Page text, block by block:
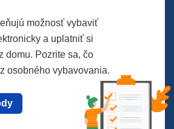
možnosť vybaviť
a uplatniť si
domu. Pozrite sa, čo
osobného vybavovania.